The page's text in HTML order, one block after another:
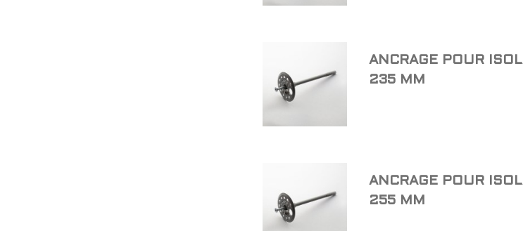
ANCRAGE POUR
235 MM
ANCRAGE POUR
255 MM